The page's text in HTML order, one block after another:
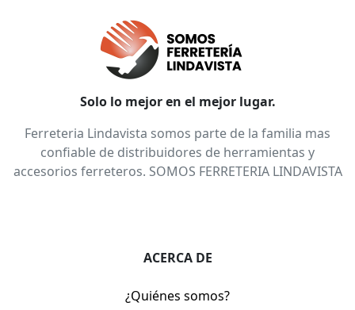
Solo lo mejor en el mejor lugar.
Ferreteria Lindavista somos parte de la familia mas
confiable de distribuidores de herramientas y
accesorios ferreteros. SOMOS FERRETERIA LINDAVISTA
ACERCA DE
¿Quiénes somos?